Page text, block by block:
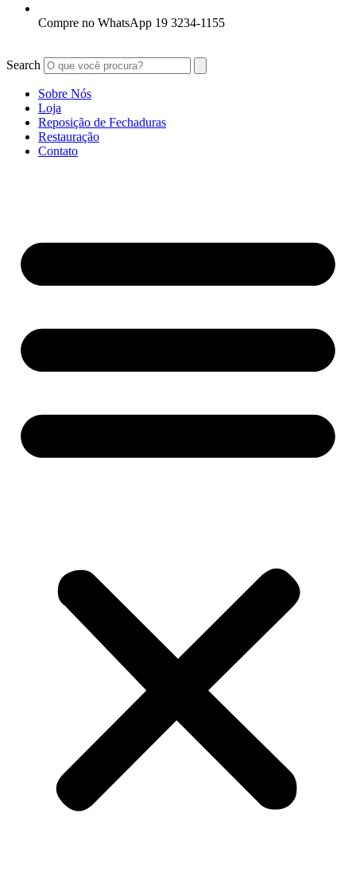
Compre no WhatsApp 19 3234-1155
Search
Sobre Nós
Loja
Reposição de Fechaduras
Restauração
Contato